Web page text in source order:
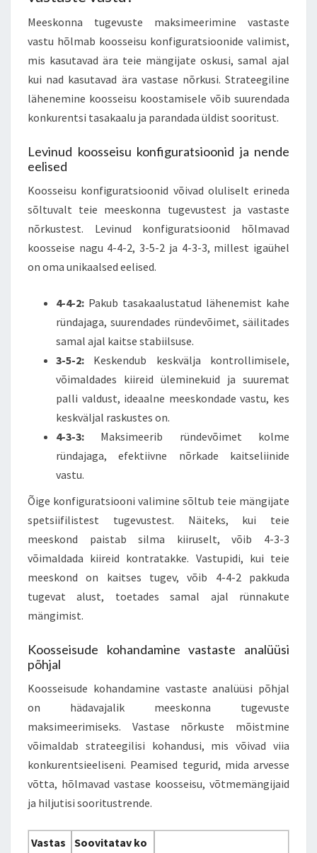
Meeskonna tugevuste maksimeerimine vastaste
vastu hõlmab koosseisu konfiguratsioonide valimist,
mis kasutavad ära teie mängijate oskusi, samal ajal
kui nad kasutavad ära vastase nõrkusi. Strateegiline
lähenemine koosseisu koostamisele võib suurendada
konkurentsi tasakaalu ja parandada üldist sooritust.
Levinud koosseisu konfiguratsioonid ja nende
eelised
Koosseisu konfiguratsioonid võivad oluliselt erineda
sõltuvalt teie meeskonna tugevustest ja vastaste
nõrkustest. Levinud konfiguratsioonid hõlmavad
koosseise nagu 4-4-2, 3-5-2 ja 4-3-3, millest igaühel
on oma unikaalsed eelised.
4-4-2: Pakub tasakaalustatud lähenemist kahe
ründajaga, suurendades ründevõimet, säilitades
samal ajal kaitse stabiilsuse.
3-5-2: Keskendub keskvälja kontrollimisele,
võimaldades kiireid üleminekuid ja suuremat
palli valdust, ideaalne meeskondade vastu, kes
keskväljal raskustes on.
4-3-3: Maksimeerib ründevõimet kolme
ründajaga, efektiivne nõrkade kaitseliinide
vastu.
Õige konfiguratsiooni valimine sõltub teie mängijate
spetsiifilistest tugevustest. Näiteks, kui teie
meeskond paistab silma kiiruselt, võib 4-3-3
võimaldada kiireid kontratakke. Vastupidi, kui teie
meeskond on kaitses tugev, võib 4-4-2 pakkuda
tugevat alust, toetades samal ajal rünnakute
mängimist.
Koosseisude kohandamine vastaste analüüsi
põhjal
Koosseisude kohandamine vastaste analüüsi põhjal
on hädavajalik meeskonna tugevuste
maksimeerimiseks. Vastase nõrkuste mõistmine
võimaldab strateegilisi kohandusi, mis võivad viia
konkurentsieeliseni. Peamised tegurid, mida arvesse
võtta, hõlmavad vastase koosseisu, võtmemängijaid
ja hiljutisi sooritustrende.
Vastas
Soovitatav ko